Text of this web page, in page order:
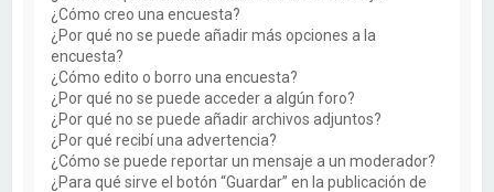
¿Cómo creo una encuesta?
¿Por qué no se puede añadir más opciones a la
encuesta?
¿Cómo edito o borro una encuesta?
¿Por qué no se puede acceder a algún foro?
¿Por qué no se puede añadir archivos adjuntos?
¿Por qué recibí una advertencia?
¿Cómo se puede reportar un mensaje a un moderador?
¿Para qué sirve el botón “Guardar” en la publicación de